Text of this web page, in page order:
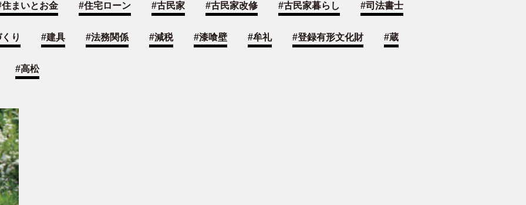
住まいとお金 #住宅ローン #古民家 #古民家改修 #古民家暮らし #司法書士
り #建具 #法務関係 #減税 #漆喰壁 #牟礼 #登録有形文化財 #蔵
#高松